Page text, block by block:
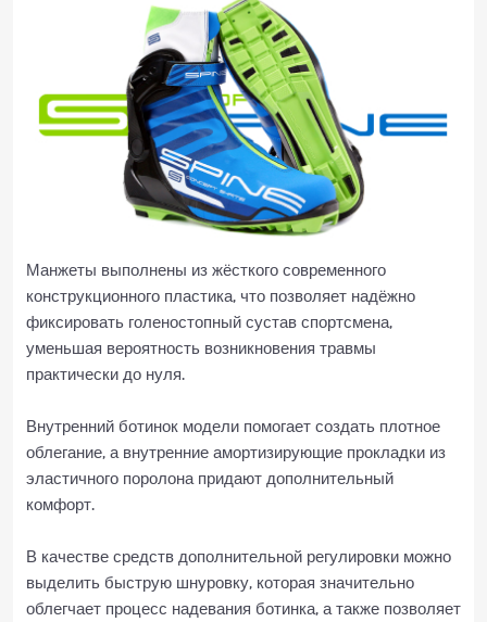
Манжеты выполнены из жёсткого современного
конструкционного пластика, что позволяет надёжно
фиксировать голеностопный сустав спортсмена,
уменьшая вероятность возникновения травмы
практически до нуля.
Внутренний ботинок модели помогает создать плотное
облегание, а внутренние амортизирующие прокладки из
эластичного поролона придают дополнительный
комфорт.
В качестве средств дополнительной регулировки можно
выделить быструю шнуровку, которая значительно
облегчает процесс надевания ботинка, а также позволяет